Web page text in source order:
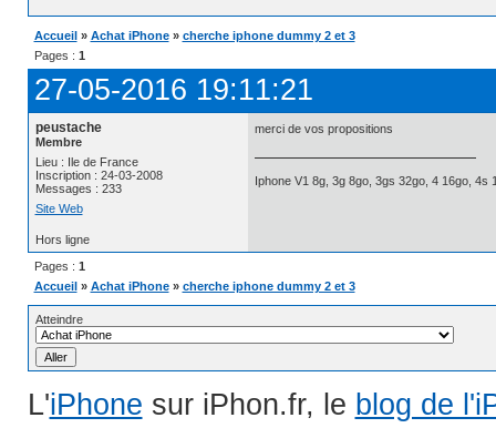
Accueil » Achat iPhone » cherche iphone dummy 2 et 3
Pages : 1
27-05-2016 19:11:21
peustache
Membre
Lieu : Ile de France
Inscription : 24-03-2008
Messages : 233
Site Web
merci de vos propositions
Iphone V1 8g, 3g 8go, 3gs 32go, 4 16go, 4s
Hors ligne
Pages : 1
Accueil » Achat iPhone » cherche iphone dummy 2 et 3
Atteindre
L'iPhone sur iPhon.fr, le blog de